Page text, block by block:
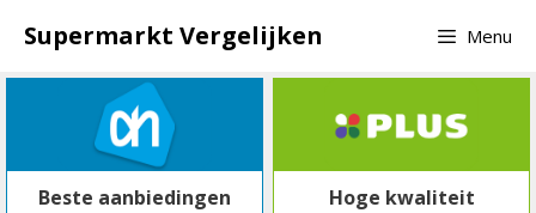
naar
inhoud
Supermarkt Vergelijken Menu
Beste aanbiedingen
Hoge kwaliteit